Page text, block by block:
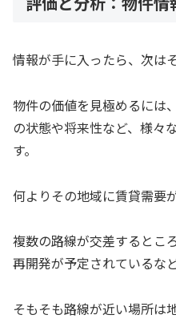
情報が手に入ったら、次は
物件の価値を見極めるには
の状態や将来性など、様々
す。
何よりその地域に賃貸需要
複数の路線が交差するとこ
再開発が予定されているな
そもそも路線が近い場所は